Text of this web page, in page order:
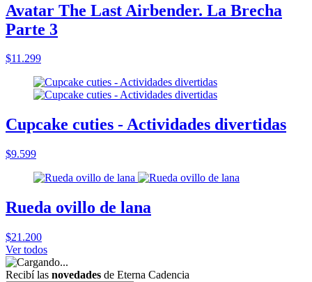
Avatar The Last Airbender. La Brecha
Parte 3
$11.299
Cupcake cuties - Actividades divertidas
$9.599
Rueda ovillo de lana
$21.200
Ver todos
Recibí las novedades de Eterna Cadencia